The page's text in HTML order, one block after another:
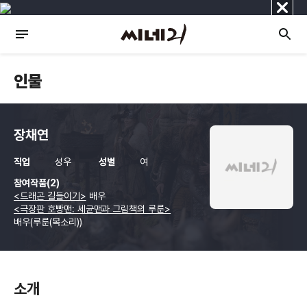
닫
기
인물
장채연
직업 성우 성별
여
참여작품(2)
<드래곤 길들이기> 배우
<극장판 호빵맨: 세균맨과 그림책의 루룬>
배우(루룬(목소리))
소개